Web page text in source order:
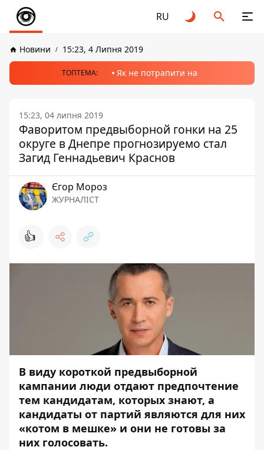
RU
Новини 15:23, 4 Липня 2019
ТОПТЕМА: Як не потрапити на
15:23, 04 липня 2019
Фаворитом предвыборной гонки на 25
округе в Днепре прогнозируемо стал
Загид Геннадьевич Краснов
Єгор Мороз
ЖУРНАЛІСТ
👍
В виду короткой предвыборной
кампании люди отдают предпочтение
тем кандидатам, которых знают, а
кандидаты от партий являются для них
«котом в мешке» и они не готовы за
них голосовать.